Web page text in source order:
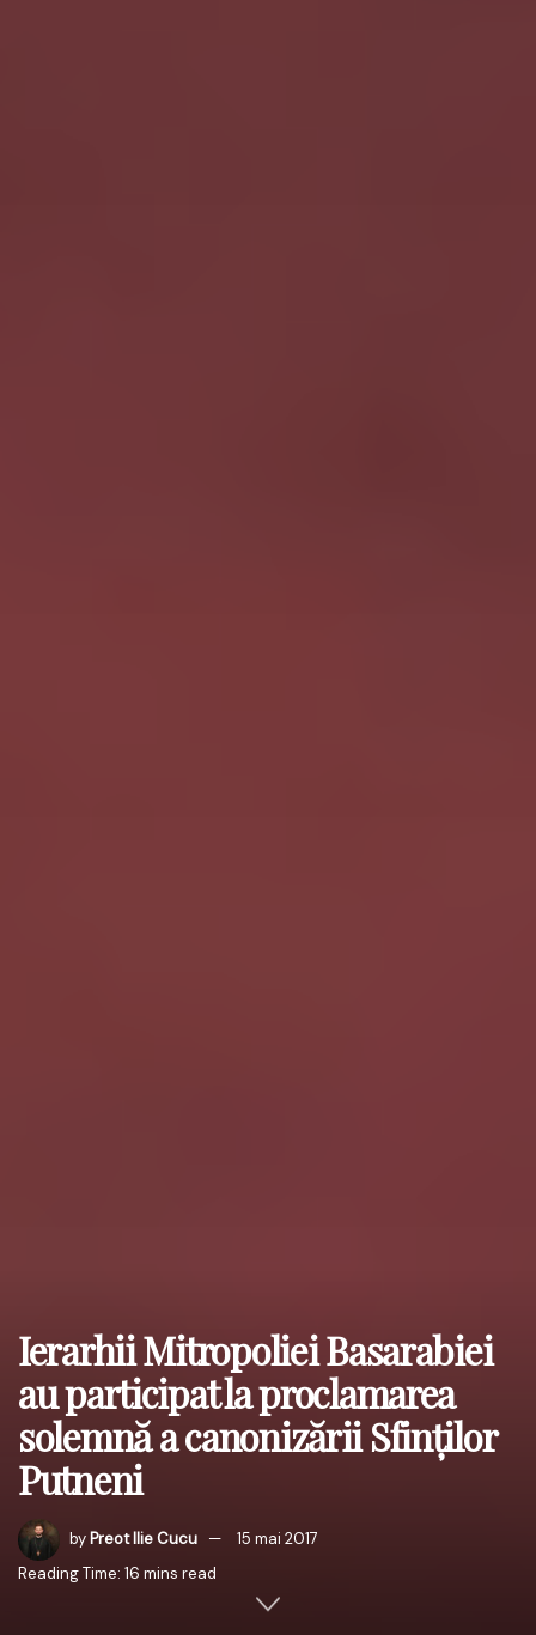
Ierarhii Mitropoliei Basarabiei
au participat la proclamarea
solemnă a canonizării Sfinţilor
Putneni
by Preot Ilie Cucu
15 mai 2017
Reading Time: 16 mins read